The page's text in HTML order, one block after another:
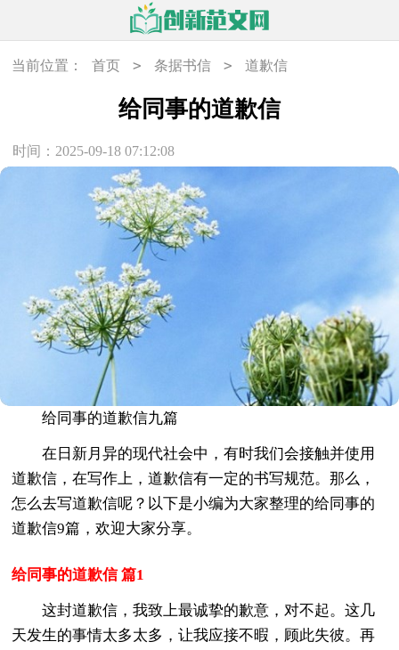
当前位置： 首页 > 条据书信 > 道歉信
给同事的道歉信
时间：2025-09-18 07:12:08
给同事的道歉信九篇
在日新月异的现代社会中，有时我们会接触并使用
道歉信，在写作上，道歉信有一定的书写规范。那么，
怎么去写道歉信呢？以下是小编为大家整理的给同事的
道歉信9篇，欢迎大家分享。
给同事的道歉信 篇1
这封道歉信，我致上最诚挚的歉意，对不起。这几
天发生的事情太多太多，让我应接不暇，顾此失彼。再